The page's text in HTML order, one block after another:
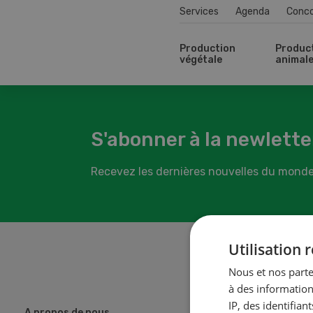
Services Agenda
Production
végétale
animale
S'abonner à la
Recevez les dernières nouvelles du
Utilisation
Nous et nos
à des
IP, des